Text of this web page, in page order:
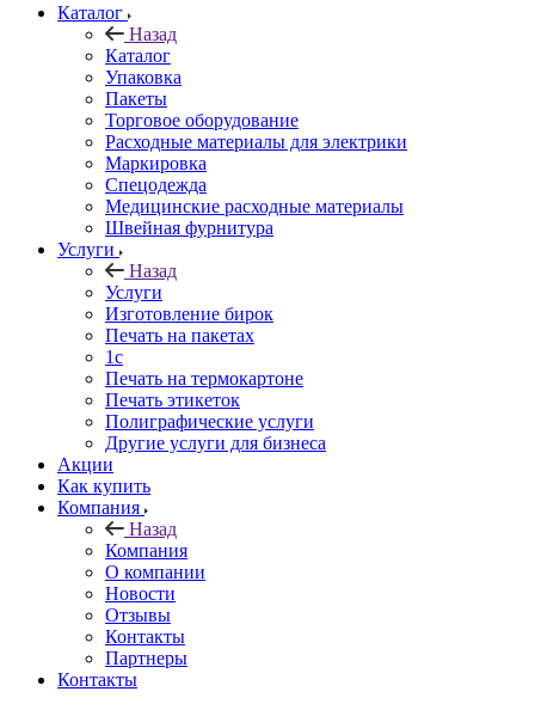
Каталог
Назад
Каталог
Упаковка
Пакеты
Торговое оборудование
Расходные материалы для электрики
Маркировка
Спецодежда
Медицинские расходные материалы
Швейная фурнитура
Услуги
Назад
Услуги
Изготовление бирок
Печать на пакетах
1c
Печать на термокартоне
Печать этикеток
Полиграфические услуги
Другие услуги для бизнеса
Акции
Как купить
Компания
Назад
Компания
О компании
Новости
Отзывы
Контакты
Партнеры
Контакты